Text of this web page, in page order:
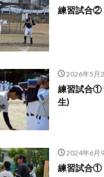
練習試合②
2026年5月
練習試合①
生)
2024年6月
練習試合①